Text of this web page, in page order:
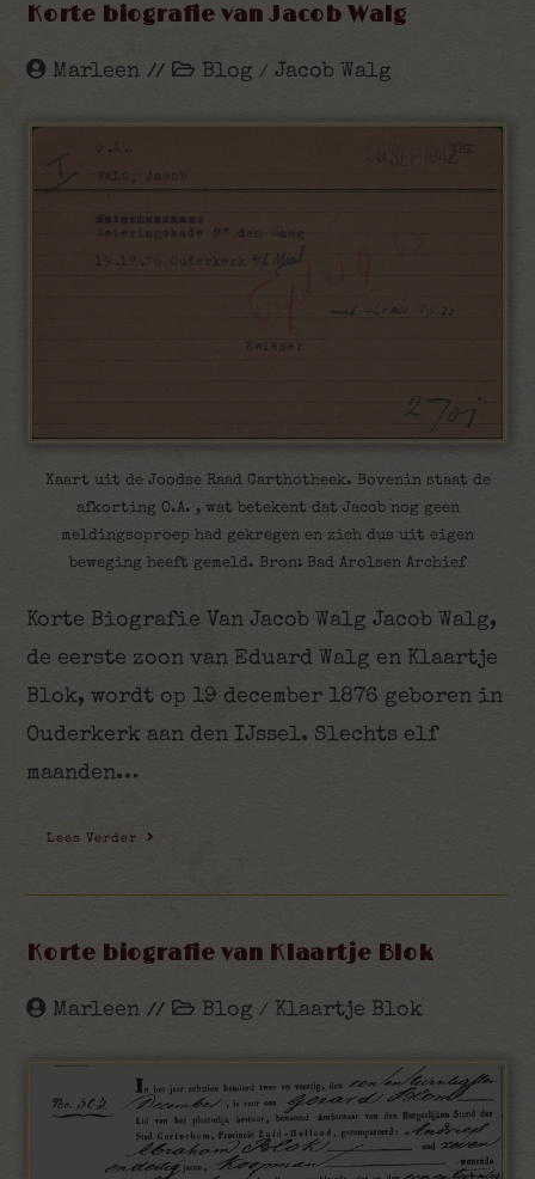
Korte biografie van Jacob Walg
Marleen Blog / Jacob Walg
Kaart uit de Joodse Raad Carthotheek. Bovenin staat de
afkorting O.A. , wat betekent dat Jacob nog geen
meldingsoproep had gekregen en zich dus uit eigen
beweging heeft gemeld. Bron: Bad Arolsen Archief
Korte Biografie Van Jacob Walg Jacob Walg,
de eerste zoon van Eduard Walg en Klaartje
Blok, wordt op 19 december 1876 geboren in
Ouderkerk aan den IJssel. Slechts elf
maanden…
Lees Verder
Korte biografie van Klaartje Blok
Marleen Blog / Klaartje Blok